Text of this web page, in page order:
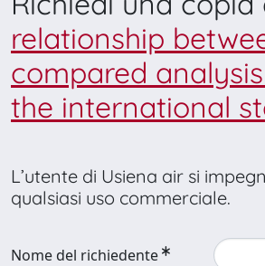
relationship
compared
the international
L’utente di Usiena air si
qualsiasi uso commerciale.
Nome del richiedente